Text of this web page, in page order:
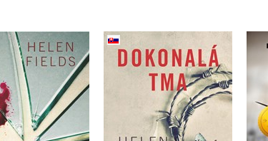
ľútosť
(slovensky)
Helen Fieldsová
Dokonalá tma
(slovensky)
Helen Fieldsová